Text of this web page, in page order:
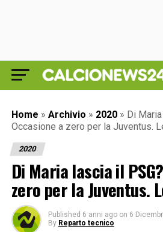
Home » Archivio » 2020 » Di
Occasione a zero per la Juventus.
2020
Di Maria lascia il
zero per la Juventus.
Published 6 anni ago on 6
By Reparto tecnico